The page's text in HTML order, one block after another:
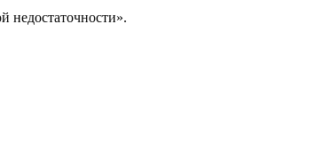
недостаточности».